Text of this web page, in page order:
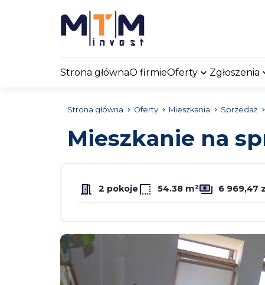
Strona głównaO firmieOferty Zgłoszenia
Strona główna Oferty Mieszkania Sprzedaż
Mieszkanie na
2 pokoje 54.38 m² 6 969,47